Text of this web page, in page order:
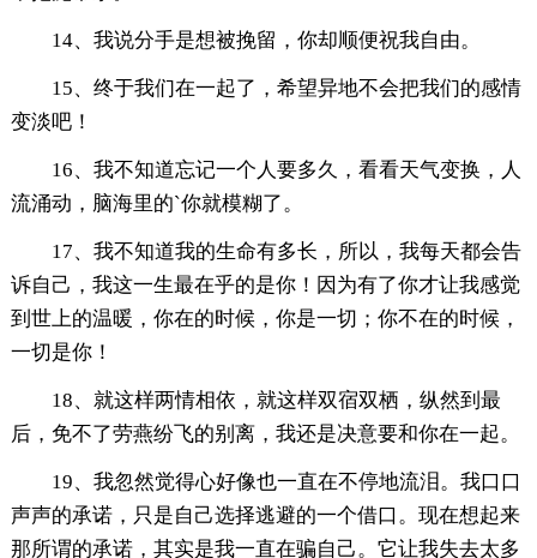
14、我说分手是想被挽留，你却顺便祝我自由。
15、终于我们在一起了，希望异地不会把我们的感情
变淡吧！
16、我不知道忘记一个人要多久，看看天气变换，人
流涌动，脑海里的`你就模糊了。
17、我不知道我的生命有多长，所以，我每天都会告
诉自己，我这一生最在乎的是你！因为有了你才让我感觉
到世上的温暖，你在的时候，你是一切；你不在的时候，
一切是你！
18、就这样两情相依，就这样双宿双栖，纵然到最
后，免不了劳燕纷飞的别离，我还是决意要和你在一起。
19、我忽然觉得心好像也一直在不停地流泪。我口口
声声的承诺，只是自己选择逃避的一个借口。现在想起来
那所谓的承诺，其实是我一直在骗自己。它让我失去太多